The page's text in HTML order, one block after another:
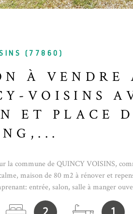
(77860)
À VENDRE
VOISINS
ET PLACE
la commune de QUINCY VOISINS,
maison de 80 m2 à rénover et
entrée, salon, salle à manger
bains, WC, chaufferie. Chaudière gaz
un terrain clos de 340 m2 sans vis à vis.